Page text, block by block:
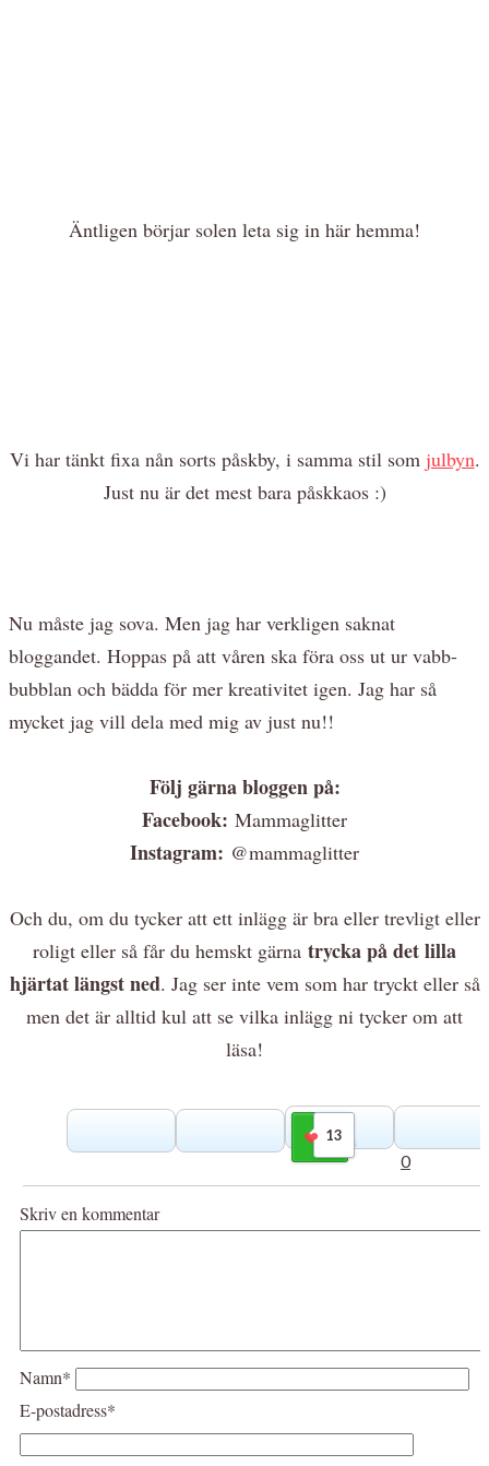
Äntligen börjar solen leta sig in här hemma!
Vi har tänkt fixa nån sorts påskby, i samma stil som julbyn.
Just nu är det mest bara påskkaos :)
Nu måste jag sova. Men jag har verkligen saknat
bloggandet. Hoppas på att våren ska föra oss ut ur vabb-
bubblan och bädda för mer kreativitet igen. Jag har så
mycket jag vill dela med mig av just nu!!
Följ gärna bloggen på:
Facebook: Mammaglitter
Instagram: @mammaglitter
Och du, om du tycker att ett inlägg är bra eller trevligt eller
roligt eller så får du hemskt gärna trycka på det lilla
hjärtat längst ned. Jag ser inte vem som har tryckt eller så
men det är alltid kul att se vilka inlägg ni tycker om att
läsa!
13
Gilla
0
Skriv en kommentar
Namn*
E-postadress*